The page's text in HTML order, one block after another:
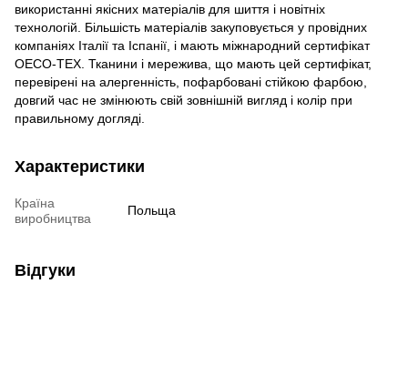
використанні якісних матеріалів для шиття і новітніх
технологій. Більшість матеріалів закуповується у провідних
компаніях Італії та Іспанії, і мають міжнародний сертифікат
OECO-TEX. Тканини і мережива, що мають цей сертифікат,
перевірені на алергенність, пофарбовані стійкою фарбою,
довгий час не змінюють свій зовнішній вигляд і колір при
правильному догляді.
Характеристики
Країна
виробництва
Польща
Відгуки